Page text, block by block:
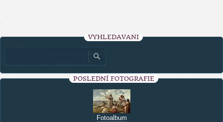
VYHLEDÁVÁNÍ
POSLEDNÍ FOTOGRAFIE
Fotoalbum